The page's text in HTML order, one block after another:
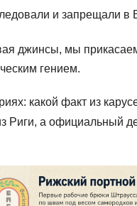
и запрещали в
джинсы, мы
гением.
какой факт из
Риги, а официальный